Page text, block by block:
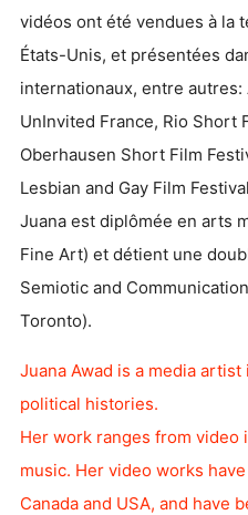
vidéos ont été vendues à la
États-Unis, et présentées
internationaux, entre
UnInvited France, Rio Short
Oberhausen Short Film
Lesbian and Gay Film
Juana est diplômée en arts
Fine Art) et détient une
Semiotic and
Toronto).
Juana Awad is a media
political histories.
Her work ranges from video
music. Her video works
Canada and USA, and have